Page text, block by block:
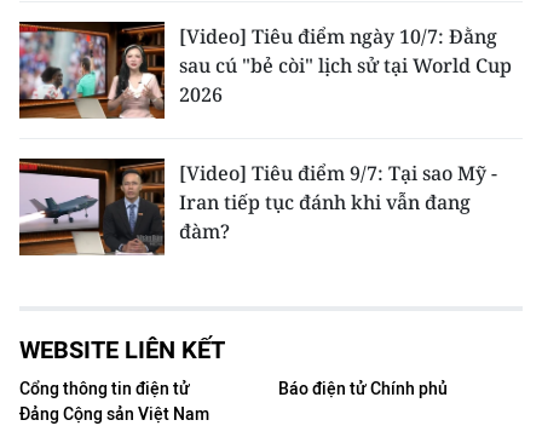
[Video] Tiêu điểm ngày 10/7: Đằng
sau cú "bẻ còi" lịch sử tại World Cup
2026
[Video] Tiêu điểm 9/7: Tại sao Mỹ -
Iran tiếp tục đánh khi vẫn đang
đàm?
WEBSITE LIÊN KẾT
Cổng thông tin điện tử
Đảng Cộng sản Việt Nam
Báo điện tử Chính phủ